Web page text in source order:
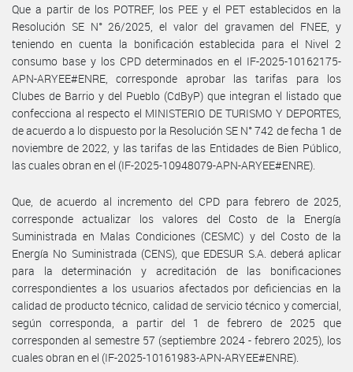
Que a partir de los POTREF, los PEE y el PET establecidos en la
Resolución SE N° 26/2025, el valor del gravamen del FNEE, y
teniendo en cuenta la bonificación establecida para el Nivel 2
consumo base y los CPD determinados en el IF-2025-10162175-
APN-ARYEE#ENRE, corresponde aprobar las tarifas para los
Clubes de Barrio y del Pueblo (CdByP) que integran el listado que
confecciona al respecto el MINISTERIO DE TURISMO Y DEPORTES,
de acuerdo a lo dispuesto por la Resolución SE N° 742 de fecha 1 de
noviembre de 2022, y las tarifas de las Entidades de Bien Público,
las cuales obran en el (IF-2025-10948079-APN-ARYEE#ENRE).
Que, de acuerdo al incremento del CPD para febrero de 2025,
corresponde actualizar los valores del Costo de la Energía
Suministrada en Malas Condiciones (CESMC) y del Costo de la
Energía No Suministrada (CENS), que EDESUR S.A. deberá aplicar
para la determinación y acreditación de las bonificaciones
correspondientes a los usuarios afectados por deficiencias en la
calidad de producto técnico, calidad de servicio técnico y comercial,
según corresponda, a partir del 1 de febrero de 2025 que
corresponden al semestre 57 (septiembre 2024 - febrero 2025), los
cuales obran en el (IF-2025-10161983-APN-ARYEE#ENRE).